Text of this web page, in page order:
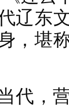
辽东
，堪
代，